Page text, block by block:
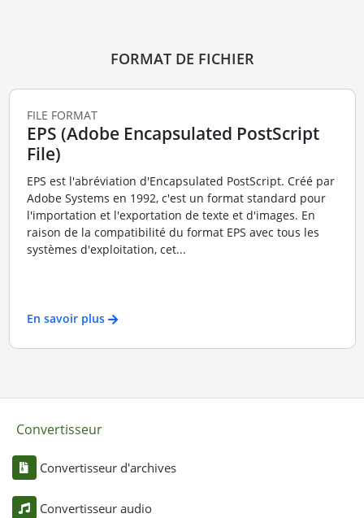
FORMAT DE FICHIER
FILE FORMAT
EPS (Adobe Encapsulated PostScript
File)
EPS est l'abréviation d'Encapsulated PostScript. Créé par
Adobe Systems en 1992, c'est un format standard pour
l'importation et l'exportation de texte et d'images. En
raison de la compatibilité du format EPS avec tous les
systèmes d'exploitation, cet...
En savoir plus
Convertisseur
Convertisseur d'archives
Convertisseur audio